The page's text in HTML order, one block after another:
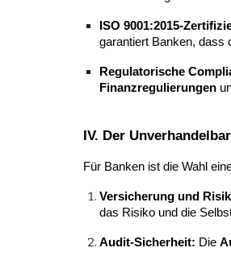
ISO 9001:2015-
garantiert Banken, dass
Regulatorische
Finanzregulierungen
IV. Der
Für Banken ist die Wahl
Versicherung und
das Risiko und die
Audit-Sicherheit: Die